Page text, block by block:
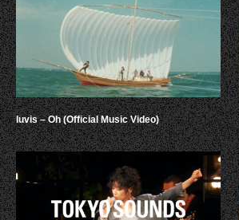
luvis – Oh (Official Music Video)